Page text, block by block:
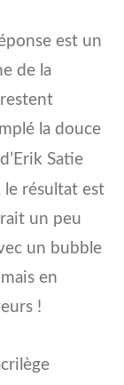
est un
de la
la douce
d’Erik Satie
le résultat est
un peu
un bubble
en
!